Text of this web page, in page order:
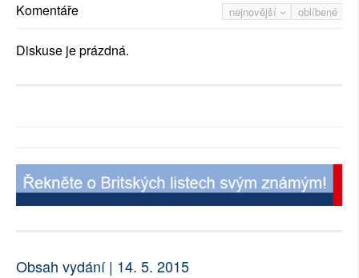
nejnovější oblíbené
Komentáře
Diskuse je prázdná.
Obsah vydání | 14. 5. 2015